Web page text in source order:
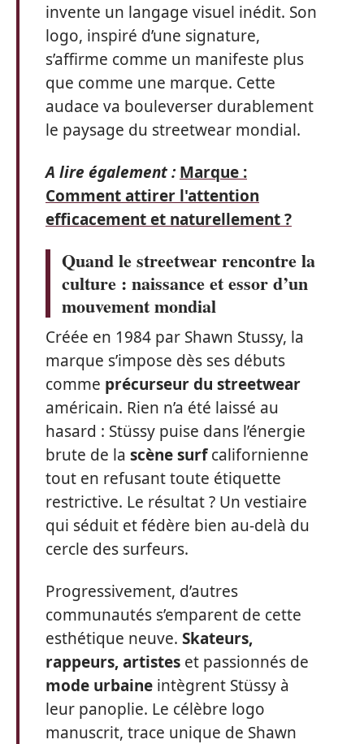
invente un langage visuel inédit. Son
logo, inspiré d’une signature,
s’affirme comme un manifeste plus
que comme une marque. Cette
audace va bouleverser durablement
le paysage du streetwear mondial.
A lire également : Marque :
Comment attirer l'attention
efficacement et naturellement ?
Quand le streetwear rencontre la
culture : naissance et essor d’un
mouvement mondial
Créée en 1984 par Shawn Stussy, la
marque s’impose dès ses débuts
comme précurseur du streetwear
américain. Rien n’a été laissé au
hasard : Stüssy puise dans l’énergie
brute de la scène surfcalifornienne
tout en refusant toute étiquette
restrictive. Le résultat ? Un vestiaire
qui séduit et fédère bien au-delà du
cercle des surfeurs.
Progressivement, d’autres
communautés s’emparent de cette
esthétique neuve. Skateurs,
rappeurs, artistes et passionnés de
mode urbaine intègrent Stüssy à
leur panoplie. Le célèbre logo
manuscrit, trace unique de Shawn